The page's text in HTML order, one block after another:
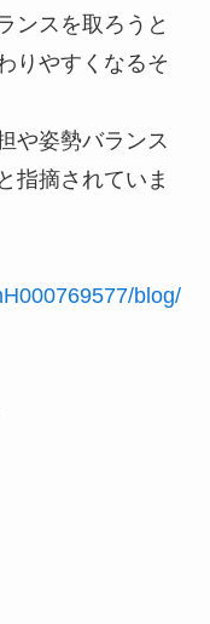
ンスを取ろうと
りやすくなるそ
や姿勢バランス
指摘されていま
blog/